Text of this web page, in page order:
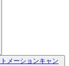
メーションキャン